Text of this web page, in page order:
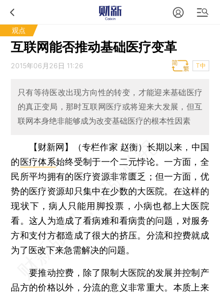
观点
互联网能否推动基础医疗变革
2015年06月26日 11:26 T中
只有等待医改出现方向性的转变，才能迎来基础医疗
的真正变局，那时互联网医疗或将迎来大发展，但互
联网本身绝非能够成为改变基础医疗的根本性因素
【财新网】（专栏作家 赵衡）长期以来，中国
的医疗体系始终受制于一个二元悖论。一方面，全
民所平均拥有的医疗资源非常匮乏；但一方面，优
势的医疗资源却只集中在少数的大医院。在这样的
现状下，病人只能用脚投票，小病也都上大医院
看。这人为造成了看病难和看病贵的问题，对服务
方和支付方都造成了很大的挤压。分流和控费就成
为了医改下来急需解决的问题。
要推动控费，除了限制大医院的发展并控制产
品方的价格以外，分流的意义非常重大。本质上来